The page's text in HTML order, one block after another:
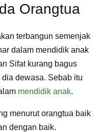
Orangtua
terbangun semenjak
dalam mendidik anak
Sifat kurang bagus
dewasa. Sebab itu
mendidik anak.
menurut orangtua baik
dengan baik.